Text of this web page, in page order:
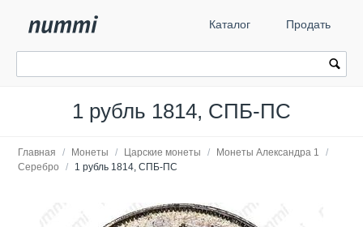
Каталог Продать
1 рубль 1814, СПБ-ПС
Главная / Монеты / Царские монеты / Монеты Александра 1
/
Серебро
/ 1 рубль 1814, СПБ-ПС